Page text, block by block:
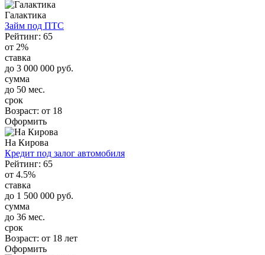
Галактика
Займ под ПТС
Рейтинг: 65
от 2%
ставка
до 3 000 000 руб.
сумма
до 50 мес.
срок
Возраст: от 18
Оформить
На Кирова
Кредит под залог автомобиля
Рейтинг: 65
от 4.5%
ставка
до 1 500 000 руб.
сумма
до 36 мес.
срок
Возраст: от 18 лет
Оформить